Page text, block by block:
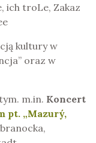
ich troLe, Zakaz
kultury w
oraz w
m.in. Koncert
pt. „Mazurý,